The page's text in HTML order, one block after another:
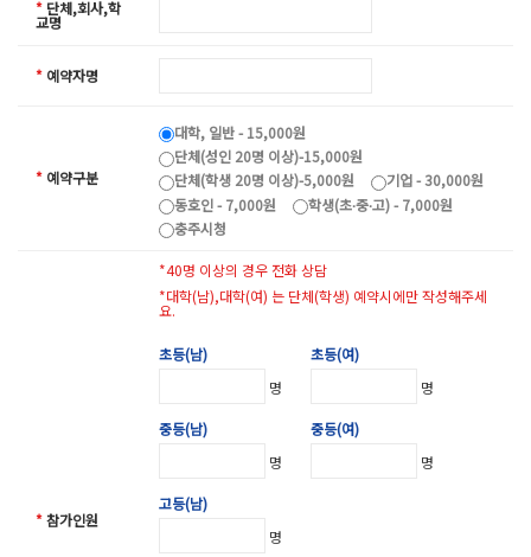
* 단체,회사,학
교명
* 예약자명
* 예약구분
대학, 일반 - 15,000원
단체(성인 20명 이상)-15,000원
단체(학생 20명 이상)-5,000원
기업 - 30,000원
동호인 - 7,000원
학생(초∙중∙고) - 7,000원
충주시청
*참가인원
*40명 이상의 경우 전화 상담
*대학(남),대학(여) 는 단체(학생) 예약시에만 작성해주세
요.
초등(남)
명
초등(여)
명
중등(남)
명
중등(여)
명
고등(남)
명